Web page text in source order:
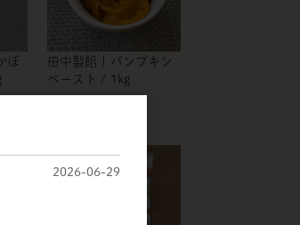
ぼ
田中製餡 | パンプキン
ペースト / 1kg
2026-06-29